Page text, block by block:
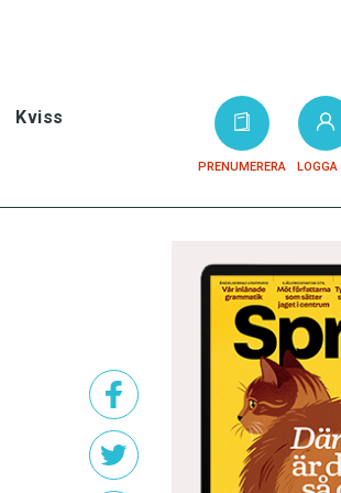
Kviss
PRENUMERERA LOGGA